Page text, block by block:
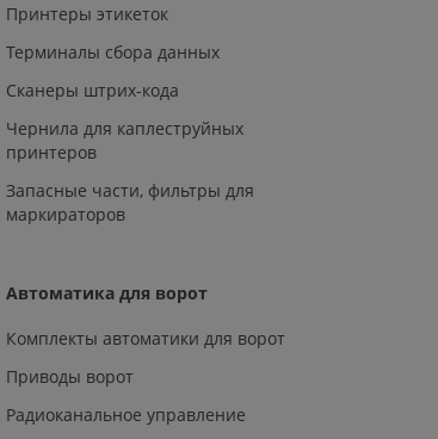
Принтеры этикеток
Терминалы сбора данных
Сканеры штрих-кода
Чернила для каплеструйных
принтеров
Запасные части, фильтры для
маркираторов
Автоматика для ворот
Комплекты автоматики для ворот
Приводы ворот
Радиоканальное управление